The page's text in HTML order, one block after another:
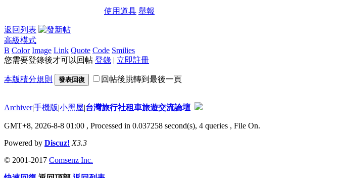
使用道具 舉報
返回列表
高級模式
B Color Image Link Quote Code Smilies
您需要登錄後才可以回帖 登錄 | 立即註冊
本版積分規則 發表回復 回帖後跳轉到最後一頁
Archiver|手機版|小黑屋|台灣旅行社租車旅遊交流論壇
GMT+8, 2026-8-8 01:00 , Processed in 0.037258 second(s), 4 queries , File On.
Powered by Discuz! X3.3
© 2001-2017 Comsenz Inc.